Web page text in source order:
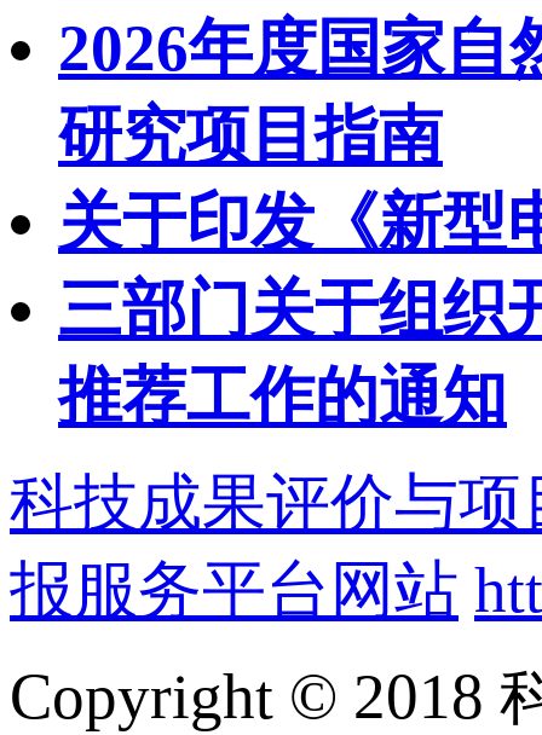
2026年度国家
研究项目指南
关于印发《新型
三部门关于组织
推荐工作的通知
科技成果评价与
报服务平台网站
Copyright © 2018